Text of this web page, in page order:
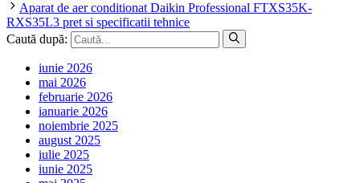
Aparat de aer conditionat Daikin Professional FTXS35K-
RXS35L3 pret si specificatii tehnice
Caută după:
iunie 2026
mai 2026
februarie 2026
ianuarie 2026
noiembrie 2025
august 2025
iulie 2025
iunie 2025